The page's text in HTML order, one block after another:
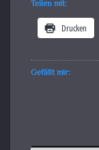
Teilen mit:
Drucken
Gefällt mir: